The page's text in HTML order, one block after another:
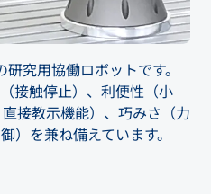
究用協働ロボットです。
接触停止）、利便性（小
接教示機能）、巧みさ（力
）を兼ね備えています。